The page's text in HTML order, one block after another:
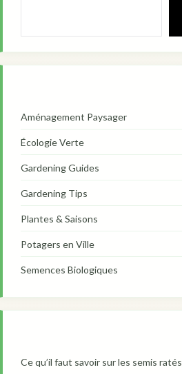
Aménagement Paysager
Écologie Verte
Gardening Guides
Gardening Tips
Plantes & Saisons
Potagers en Ville
Semences Biologiques
Ce qu’il faut savoir sur les semis ratés